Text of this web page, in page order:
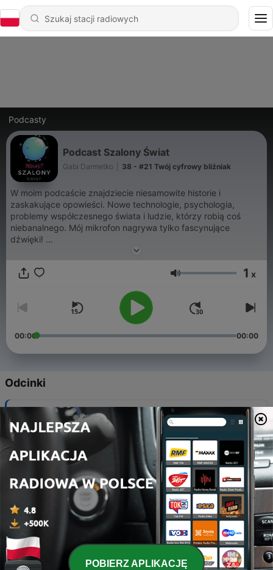
Podcasty
Podcast Szalony Świat
Gabi Darmetko 38 - #21 Twój cyfrowy bliźniak
W moim podcaście znajdziecie niesamowite historie i
zaskakujące opowieści. Nowe technologie, psychologia,
problemy współczesnego świata i ludzie, którzy robią coś
niebanalnego. Mój mikrofon nagrywa tylko fascynujące
dźwięki!
Głośność 1 x
00:00 00:00
Odcinki
#21 Twój cyfrowy bliźniak
11 lut 2023
37 - #20 Fake-Stop! Zatrzymaj się, pomyśl, sprawdź!
35 - #2 Tajemnice z kokpitu czyli rozmowa z pilotem
Dreamlinera część 1
20 wrz 2019
34 - 18# Niszczycielska siła deepfake
17 lut 2021
POBIERZ APLIKACJĘ